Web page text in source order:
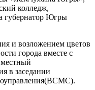
колледж,
губернатор Югры
и возложением цветов
города вместе с
в заседании